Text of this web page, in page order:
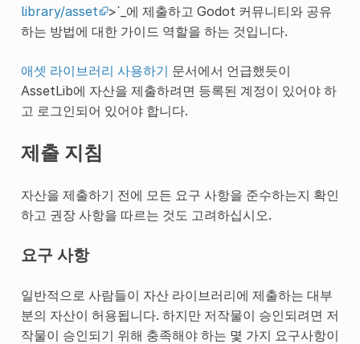
library/asset
>`_에 제출하고 Godot 커뮤니티와 공유
하는 방법에 대한 가이드 역할을 하는 것입니다.
애셋 라이브러리 사용하기 문서에서 언급했듯이
AssetLib에 자산을 제출하려면 등록된 계정이 있어야 하
고 로그인되어 있어야 합니다.
제출 지침
자산을 제출하기 전에 모든 요구 사항을 준수하는지 확인
하고 권장 사항을 따르는 것도 고려하십시오.
요구 사항
일반적으로 사람들이 자산 라이브러리에 제출하는 대부
분의 자산이 허용됩니다. 하지만 저작물이 승인되려면 저
작물이 승인되기 위해 충족해야 하는 몇 가지 요구사항이